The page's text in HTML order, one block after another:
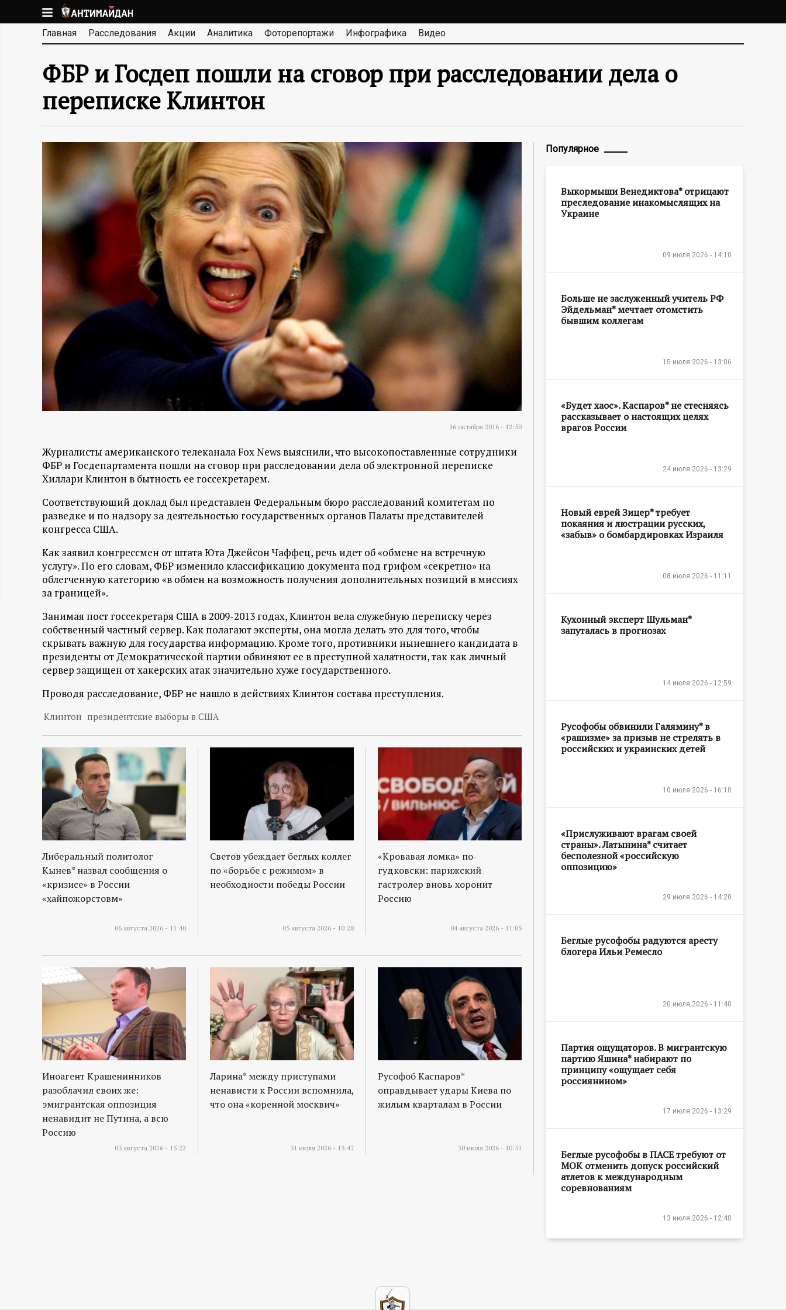
к
основномуА
Н
Т
И
М
А
Й
Д
А
Н
-
и
н
ф
р
м
а
и
о
н
н
ы
й
п
о
р
т
а
л
Главная Расследования Акции Аналитика Фоторепортажи Инфографика Видео
ФБР и Госдеп пошли на сговор при расследовании дела о
переписке Клинтон
16 октября 2016 - 12:50
Журналисты американского телеканала Fox News выяснили, что высокопоставленные сотрудники
ФБР и Госдепартамента пошли на сговор при расследовании дела об электронной переписке
Хиллари Клинтон в бытность ее госсекретарем.
Соответствующий доклад был представлен Федеральным бюро расследований комитетам по
разведке и по надзору за деятельностью государственных органов Палаты представителей
конгресса США.
Как заявил конгрессмен от штата Юта Джейсон Чаффец, речь идет об «обмене на встречную
услугу». По его словам, ФБР изменило классификацию документа под грифом «секретно» на
облегченную категорию «в обмен на возможность получения дополнительных позиций в миссиях
за границей».
Занимая пост госсекретаря США в 2009-2013 годах, Клинтон вела служебную переписку через
собственный частный сервер. Как полагают эксперты, она могла делать это для того, чтобы
скрывать важную для государства информацию. Кроме того, противники нынешнего кандидата в
президенты от Демократической партии обвиняют ее в преступной халатности, так как личный
сервер защищен от хакерских атак значительно хуже государственного.
Проводя расследование, ФБР не нашло в действиях Клинтон состава преступления.
Клинтон президентские выборы в США
Либеральный политолог
Кынев* назвал сообщения о
«кризисе» в России
«хайпожорстовм»
06 августа 2026 - 11:40
Светов убеждает беглых коллег
по «борьбе с режимом» в
необходиости победы России
05 августа 2026 - 10:28
«Кровавая ломка» по-
гудковски: парижский
гастролер вновь хоронит
Россию
04 августа 2026 - 11:05
Иноагент Крашенинников
разоблачил своих же:
эмигрантская оппозиция
ненавидит не Путина, а всю
Россию
03 августа 2026 - 15:22
Ларина* между приступами
ненависти к России вспомнила,
что она «коренной москвич»
31 июля 2026 - 13:47
Русофоб Каспаров*
оправдывает удары Киева по
жилым кварталам в России
30 июля 2026 - 10:51
Популярное
Выкормыши Венедиктова* отрицают
преследование инакомыслящих на
Украине
09 июля 2026 - 14:10
Больше не заслуженный учитель РФ
Эйдельман* мечтает отомстить
бывшим коллегам
15 июля 2026 - 13:06
«Будет хаос». Каспаров* не стесняясь
рассказывает о настоящих целях
врагов России
24 июля 2026 - 13:29
Новый еврей Зицер* требует
покаяния и люстрации русских,
«забыв» о бомбардировках Израиля
08 июля 2026 - 11:11
Кухонный эксперт Шульман*
запуталась в прогнозах
14 июля 2026 - 12:59
Русофобы обвинили Галямину* в
«рашизме» за призыв не стрелять в
российских и украинских детей
10 июля 2026 - 16:10
«Прислуживают врагам своей
страны». Латынина* считает
бесполезной «российскую
оппозицию»
29 июля 2026 - 14:20
Беглые русофобы радуются аресту
блогера Ильи Ремесло
20 июля 2026 - 11:40
Партия ощущаторов. В мигрантскую
партию Яшина* набирают по
принципу «ощущает себя
россиянином»
17 июля 2026 - 13:29
Беглые русофобы в ПАСЕ требуют от
МОК отменить допуск российский
атлетов к международным
соревнованиям
13 июля 2026 - 12:40